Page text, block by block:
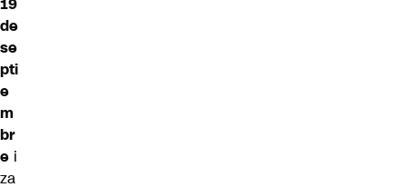
de
se
pti
e
m
br
e i
za